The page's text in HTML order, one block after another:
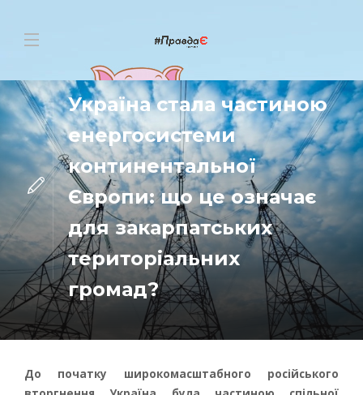
НОВИНИ
Україна стала частиною
енергосистеми
континентальної
Європи: що це означає
для закарпатських
територіальних
громад?
До початку широкомасштабного російського